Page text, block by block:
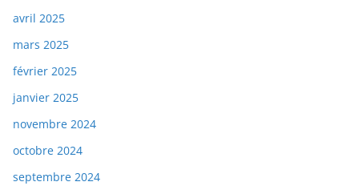
avril 2025
mars 2025
février 2025
janvier 2025
novembre 2024
octobre 2024
septembre 2024